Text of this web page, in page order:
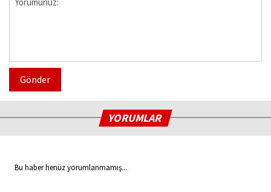
Gönder
YORUMLAR
Bu haber henüz yorumlanmamış...